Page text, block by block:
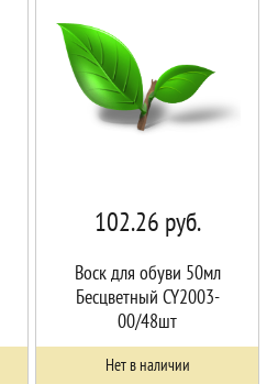
102.26 руб.
Воск для обуви 50мл
Бесцветный CY2003-
00/48шт
Нет в наличии